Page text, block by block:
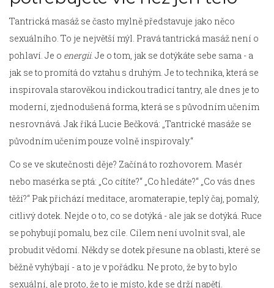
Tantrická masáž se často mylně představuje jako něco
sexuálního. To je největší mýl. Pravá tantrická masáž není o
pohlaví. Je o energii. Je o tom, jak se dotýkáte sebe sama - a
jak se to promítá do vztahu s druhým. Je to technika, která se
inspirovala starověkou indickou tradicí tantry, ale dnes je to
moderní, zjednodušená forma, která se s původním učením
nesrovnává. Jak říká Lucie Bečková: „Tantrické masáže se
původním učením pouze volně inspirovaly.“
Co se ve skutečnosti děje? Začíná to rozhovorem. Masér
nebo masérka se ptá: „Co cítíte?“ „Co hledáte?“ „Co vás dnes
těží?“ Pak přichází meditace, aromaterapie, teplý čaj, pomalý,
citlivý dotek. Nejde o to, co se dotýká - ale jak se dotýká. Ruce
se pohybují pomalu, bez cíle. Cílem není uvolnit sval, ale
probudit vědomí. Někdy se dotek přesune na oblasti, které se
běžně vyhýbají - a to je v pořádku. Ne proto, že by to bylo
sexuální, ale proto, že to je místo, kde se drží napětí.